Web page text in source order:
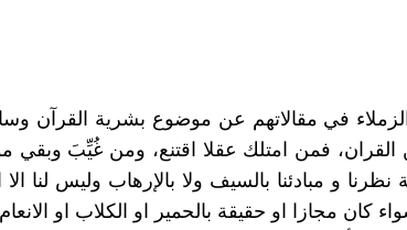
في مقالاتهم عن موضوع بشرية القرآن
القران، فمن امتلك عقلا اقتنع، ومن غُيِّبَ وبقي
نظرنا و مبادئنا بالسيف ولا بالإرهاب وليس لنا الا
كان مجازا او حقيقة بالحمير او الكلاب او